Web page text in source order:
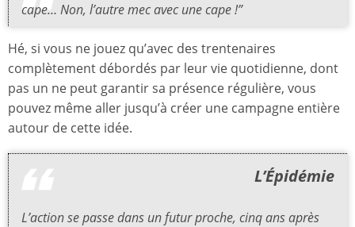
cape… Non, l’autre mec avec une cape !”
Hé, si vous ne jouez qu’avec des trentenaires
complètement débordés par leur vie quotidienne, dont
pas un ne peut garantir sa présence régulière, vous
pouvez même aller jusqu’à créer une campagne entière
autour de cette idée.
L’Épidémie
L’action se passe dans un futur proche, cinq ans après